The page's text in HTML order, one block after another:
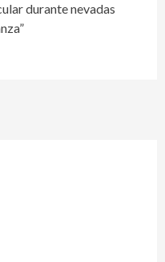
durante nevadas